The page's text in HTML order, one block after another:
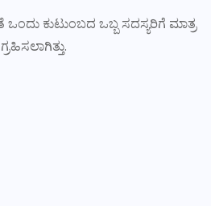
ಕುಟುಂಬದ ಒಬ್ಬ ಸದಸ್ಯರಿಗೆ ಮಾತ್ರ